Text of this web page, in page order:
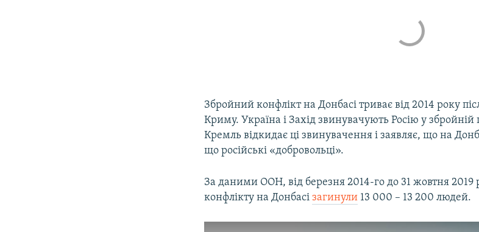
Збройний конфлікт на Донбасі триває від 2014 року
Криму. Україна і Захід звинувачують Росію у збройній
Кремль відкидає ці звинувачення і заявляє, що на
що російські «добровольці».
За даними ООН, від березня 2014-го до 31 жовтня 2019
конфлікту на Донбасізагинули 13 000 – 13 200 людей.